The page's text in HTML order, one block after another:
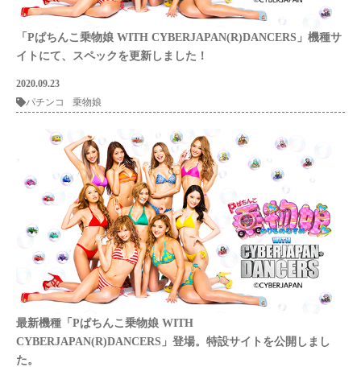
「Pぱちんこ乗物娘 WITH CYBERJAPAN(R)DANCERS」機種サ
イトにて、スペックを更新しました！
2020.09.23
パチンコ
乗物娘
最新機種「Pぱちんこ乗物娘 WITH
CYBERJAPAN(R)DANCERS」登場。特設サイトを公開しまし
た。